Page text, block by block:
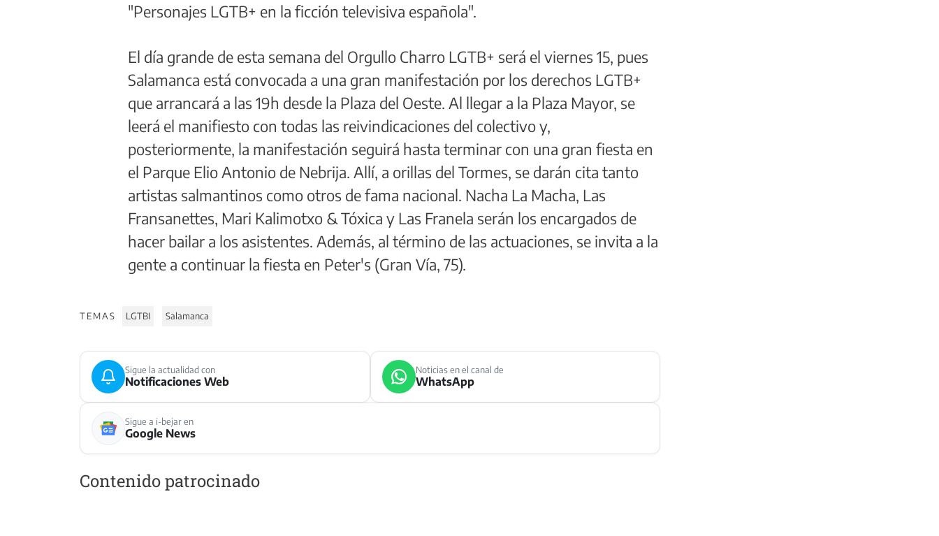
"Personajes LGTB+ en la ficción televisiva española".
El día grande de esta semana del Orgullo Charro LGTB+ será el viernes 15, pues
Salamanca está convocada a una gran manifestación por los derechos LGTB+
que arrancará a las 19h desde la Plaza del Oeste. Al llegar a la Plaza Mayor, se
leerá el manifiesto con todas las reivindicaciones del colectivo y,
posteriormente, la manifestación seguirá hasta terminar con una gran fiesta en
el Parque Elio Antonio de Nebrija. Allí, a orillas del Tormes, se darán cita tanto
artistas salmantinos como otros de fama nacional. Nacha La Macha, Las
Fransanettes, Mari Kalimotxo & Tóxica y Las Franela serán los encargados de
hacer bailar a los asistentes. Además, al término de las actuaciones, se invita a la
gente a continuar la fiesta en Peter's (Gran Vía, 75).
TEMAS LGTBI Salamanca
Sigue la actualidad con
Notificaciones Web
Noticias en el canal de
WhatsApp
Sigue a i-bejar en
Google News
Contenido patrocinado